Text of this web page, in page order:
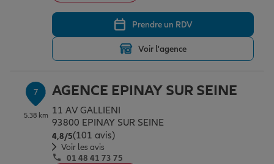
Prendre un RDV
Voir l'agence
7
5.38 km
AGENCE EPINAY SUR SEINE
11 AV GALLIENI
93800 EPINAY SUR SEINE
4,8/5Note de 4.8 sur 5
(101 avis)
Voir les avis
01 48 41 73 75